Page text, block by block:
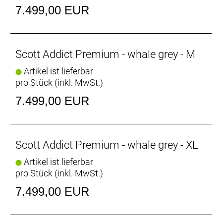
Schwalbe PRO ONE Reifen ausgestattet – für lange
Strecken in jedem Tempo, das du wählst.
Hinweis: Fahrradspezifikationen können ohne
Rahmen: Addict HMX Carbon, Endurance geometry,
Replaceable UDH Derailleur Hanger, Internal cable
routing, Integrated storage
Schaltwerk: Shimano Dura-Ace RD-R9250, 24 Speed
Schalthebel: Shimano Dura-Ace ST-R9270, Dual
control 24 Speed Electronic Shift System
Anzahl Gänge: 24
Umwerfer: Shimano Dura-Ace FD-R9250, Electronic
7.499,00 EUR
Scott Addict Premium - whale grey - M
Artikel ist lieferbar
pro Stück (inkl. MwSt.)
7.499,00 EUR
Scott Addict Premium - whale grey - XL
Artikel ist lieferbar
pro Stück (inkl. MwSt.)
7.499,00 EUR